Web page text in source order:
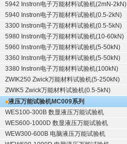
5942 Instron电子万能材料试验机(2mN-2kN)
5940 Instron电子万能材料试验机(0.5-2kN)
3300 Instron电子万能材料试验机(0.5-5kN)
5980 Instron电子万能材料试验机(10-60kN)
5960 Instron电子万能材料试验机(5-50kN)
3360 Instron电子万能材料试验机(5-50kN)
3380 Instron电子万能材料试验机(100kN)
ZWIK250 Zwick万能材料试验机(5-250kN)
ZWIK5 Zwick万能材料试验机(0.5-5kN)
液压万能试验机MC009系列
WES100-300B 数显液压万能试验机
WES600-1000D 数显液压万能试验机
WEW300-600B 电脑液压万能试验机